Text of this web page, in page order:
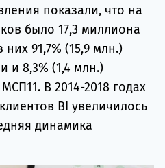
показали, что на
было 17,3 миллиона
91,7% (15,9 млн.)
и 8,3% (1,4 млн.)
В 2014-2018 годах
BI увеличилось
динамика